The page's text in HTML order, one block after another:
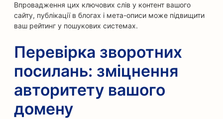
Впровадження цих ключових слів у контент вашого
сайту, публікації в блогах і мета-описи може підвищити
ваш рейтинг у пошукових системах.
Перевірка зворотних
посилань: зміцнення
авторитету вашого
домену